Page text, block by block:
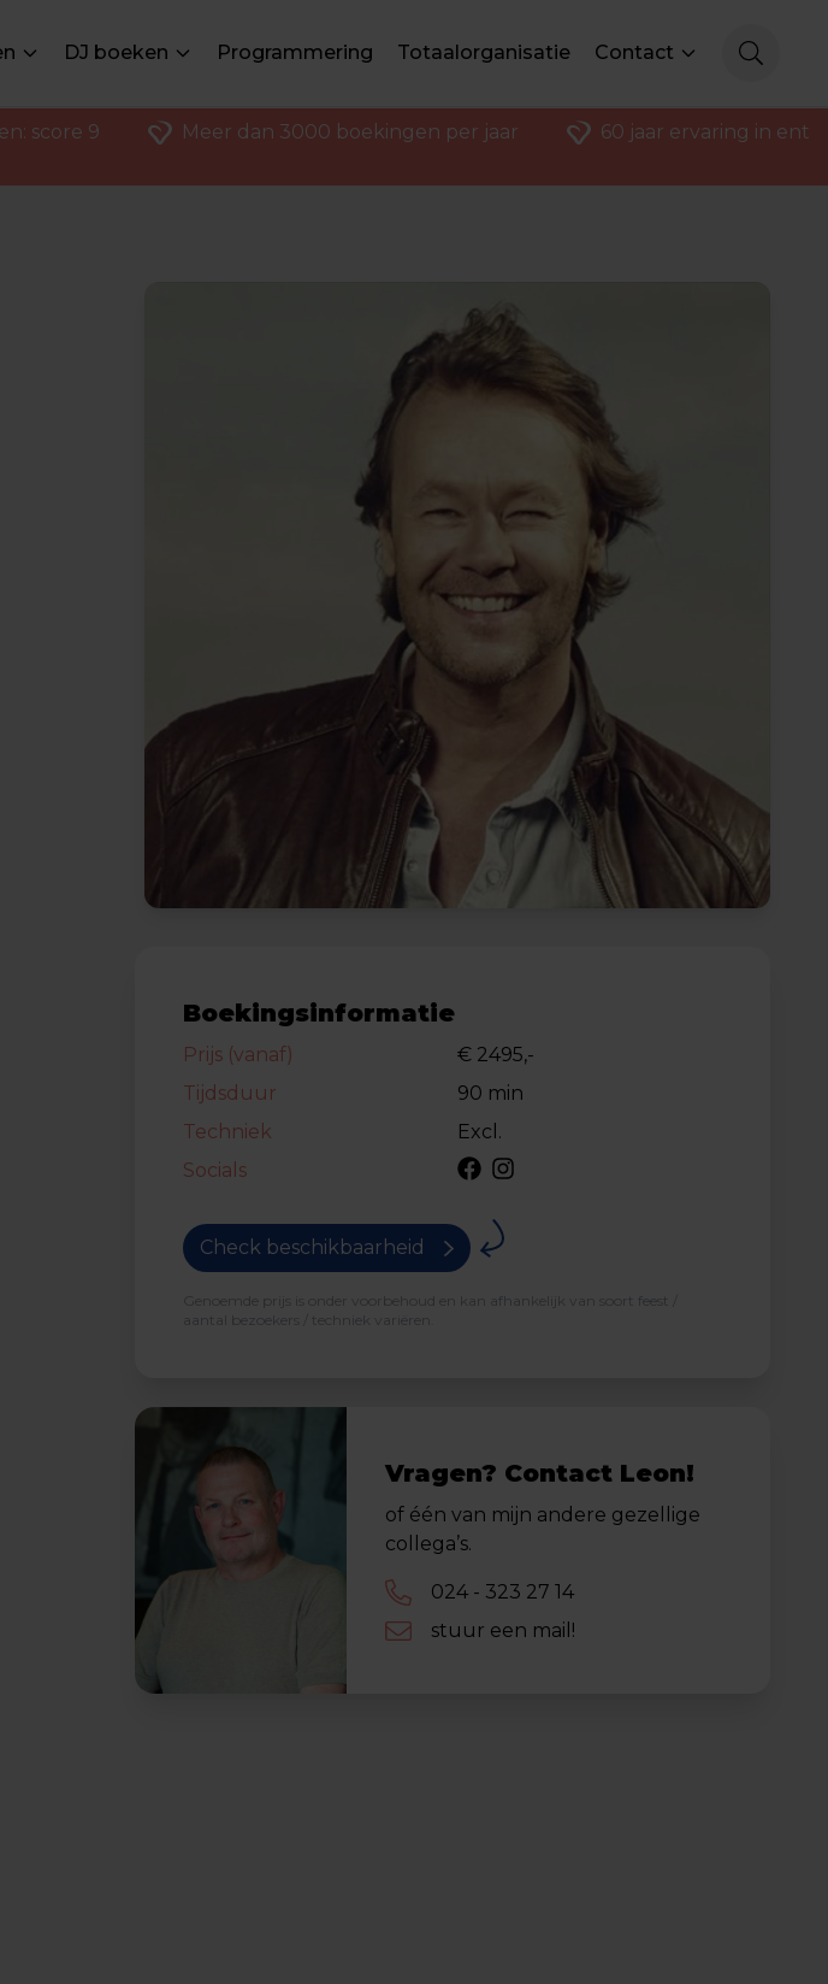
DJ boeken Programmering Totaalorganisatie Contact
score 9 Meer dan 3000 boekingen per jaar 60 jaar ervaring in
Boekingsinformatie
Prijs (vanaf)
€ 2495,-
Tijdsduur
90 min
Techniek
Excl.
Socials
Check beschikbaarheid
Genoemde prijs is onder voorbehoud en kan afhankelijk van soort feest /
aantal bezoekers / techniek variëren.
Vragen? Contact Leon!
of één van mijn andere gezellige
collega’s.
024 - 323 27 14
stuur een mail!